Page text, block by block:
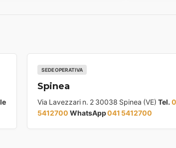
SEDE OPERATIVA
Spinea
Via Lavezzari n. 2 30038 Spinea (VE) Tel.
5412700 WhatsApp041 5412700